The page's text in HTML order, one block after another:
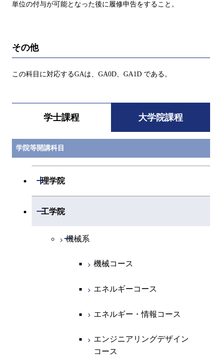
単位の付与が可能となった後に履修申告をすること。
その他
この科目に対応するGAは、GA0D、GA1D である。
学士課程 大学院課程
学院等開講科目
理学院
開閉
物理学系
物理学コース
物質・情報卓越コース
化学コース
エネルギーコース
エネルギー・情報コース
地球惑星科学系
地球惑星科学コース
地球生命コース
工学院
開閉
機械系
開閉
機械コース
エネルギーコース
エネルギー・情報コース
エンジニアリングデザイン
コース